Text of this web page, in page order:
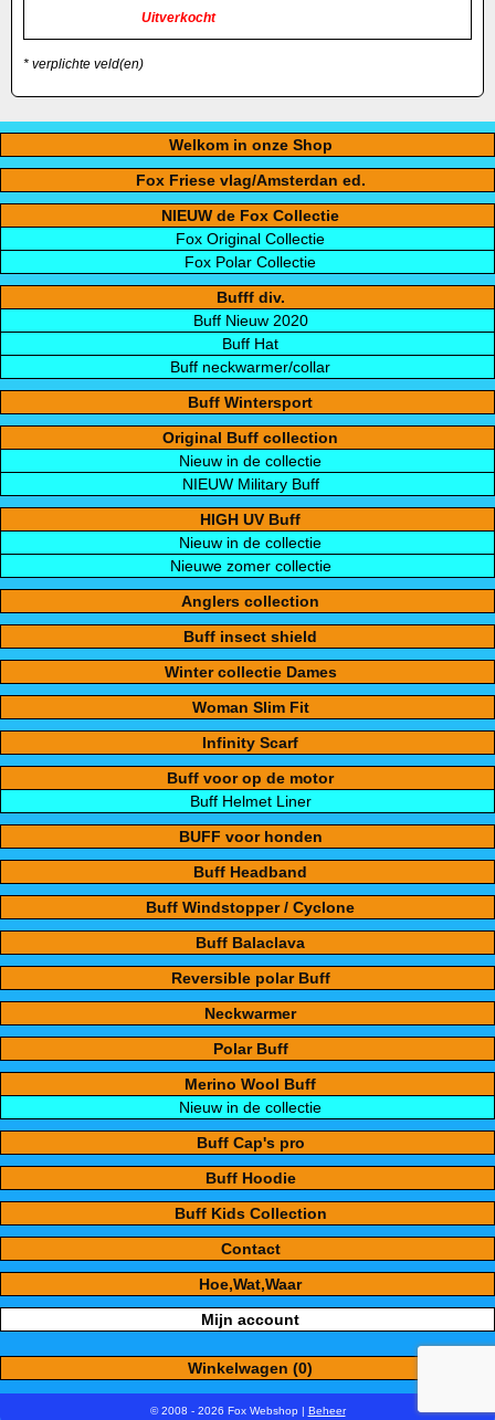
Uitverkocht
* verplichte veld(en)
Welkom in onze Shop
Fox Friese vlag/Amsterdan ed.
NIEUW de Fox Collectie
Fox Original Collectie
Fox Polar Collectie
Bufff div.
Buff Nieuw 2020
Buff Hat
Buff neckwarmer/collar
Buff Wintersport
Original Buff collection
Nieuw in de collectie
NIEUW Military Buff
HIGH UV Buff
Nieuw in de collectie
Nieuwe zomer collectie
Anglers collection
Buff insect shield
Winter collectie Dames
Woman Slim Fit
Infinity Scarf
Buff voor op de motor
Buff Helmet Liner
BUFF voor honden
Buff Headband
Buff Windstopper / Cyclone
Buff Balaclava
Reversible polar Buff
Neckwarmer
Polar Buff
Merino Wool Buff
Nieuw in de collectie
Buff Cap's pro
Buff Hoodie
Buff Kids Collection
Contact
Hoe,Wat,Waar
Mijn account
Winkelwagen (0)
© 2008 - 2026 Fox Webshop | Beheer